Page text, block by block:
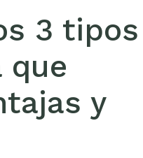
3 tipos
que
y